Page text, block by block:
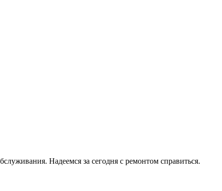
Надеемся за сегодня с ремонтом справиться.